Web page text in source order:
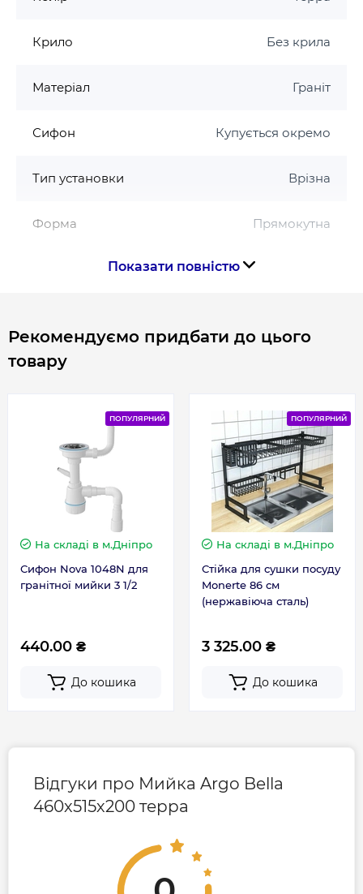
Крило Без крила
Матеріал Граніт
Сифон Купується окремо
Тип установки Врізна
Форма Прямокутна
Країна виготовлення
Габарити, розміри, вага
Довжина, мм
Ширина, мм 460
Гарантія виробника, міс 60
Показати повністю
Рекомендуємо придбати до цього
товару
ПОПУЛЯРНИЙ
На складі в м.Дніпро
Сифон Nova 1048N для
гранітної мийки 3 1/2
440.00 ₴
До кошика
ПОПУЛЯРНИЙ
На складі в м.Дніпро
Стійка для сушки посуду
Monerte 86 см
(нержавіюча сталь)
3 325.00 ₴
До кошика
Відгуки про Мийка Argo Bella
460х515х200 терра